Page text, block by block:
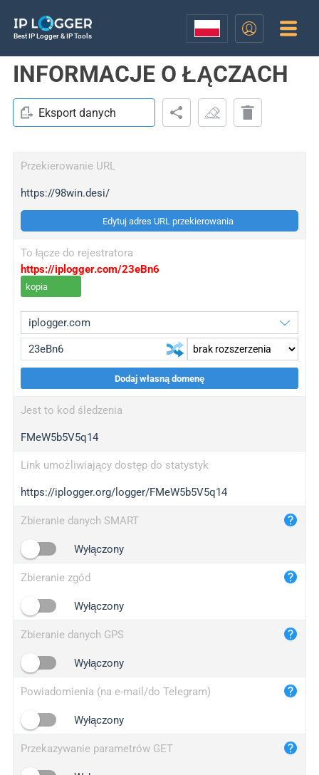
Best IP Logger & IP Tools
INFORMACJE O ŁĄCZACH
Eksport danych
Przekierowanie URL
https://98win.desi/
Edytuj adres URL przekierowania
To łącze do rejestratora
https://iplogger.com/23eBn6
kopia
wl.gl
ed.tc
iplogger.com
maper.info
2no.co
yip.su
iplogger.info
Dodaj własną domenę
Jest to kod śledzenia
FMeW5b5V5q14
Link umożliwiający dostęp do statystyk
https://iplogger.org/logger/FMeW5b5V5q14
Zbieranie danych SMART
Wyłączony
Zbieranie zgód
Wyłączony
Zbieranie danych GPS
Wyłączony
Powiadomienia (na e-mail/do Telegram)
Wyłączony
Przekazywanie parametrów GET